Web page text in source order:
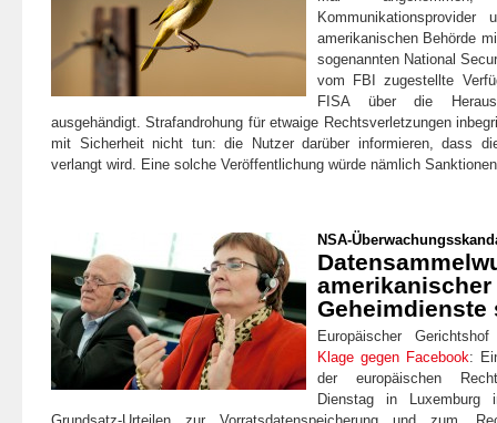
amerikanischen Behörde
sogenannten National
vom FBI zugestellte
FISA über die
ausgehändigt. Strafandrohung für etwaige Rechtsverletzungen
mit Sicherheit nicht tun: die Nutzer darüber informieren, dass
verlangt wird. Eine solche Veröffentlichung würde nämlich
NSA-
amerikanischer
Geheimdienste
Europäischer
Klage gegen Facebook:
der europäischen
Dienstag in Luxemburg
Grundsatz-Urteilen zur Vorratsdatenspeicherung und zum